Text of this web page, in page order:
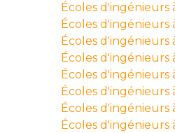
Écoles d'ingénieurs
Écoles d'ingénieurs
Écoles d'ingénieurs
Écoles d'ingénieurs
Écoles d'ingénieurs
Écoles d'ingénieurs
Écoles d'ingénieurs
Écoles d'ingénieurs